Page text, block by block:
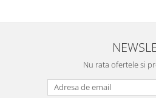
Nu rata ofertele si